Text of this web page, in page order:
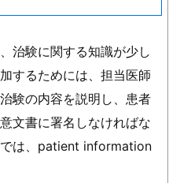
治験に関する知識が少し
するためには、担当医師
験の内容を説明し、患者
文書に署名しなければな
では、patient information